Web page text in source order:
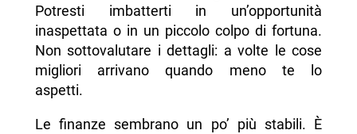
Potresti imbatterti in un’opportunità
inaspettata o in un piccolo colpo di fortuna.
Non sottovalutare i dettagli: a volte le cose
migliori arrivano quando meno te lo
aspetti.
Le finanze sembrano un po’ più stabili. È